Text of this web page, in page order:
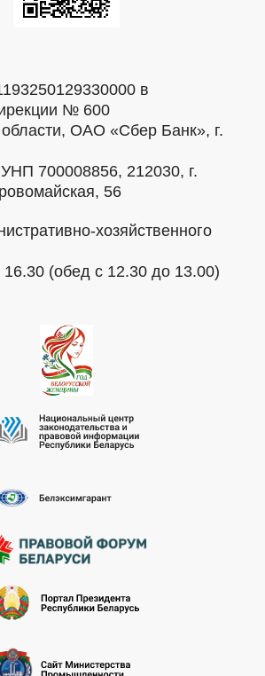
в
№ 600
ОАО «Сбер Банк», г.
700008856, 212030, г.
56
хозяйственного
(обед с 12.30 до 13.00)